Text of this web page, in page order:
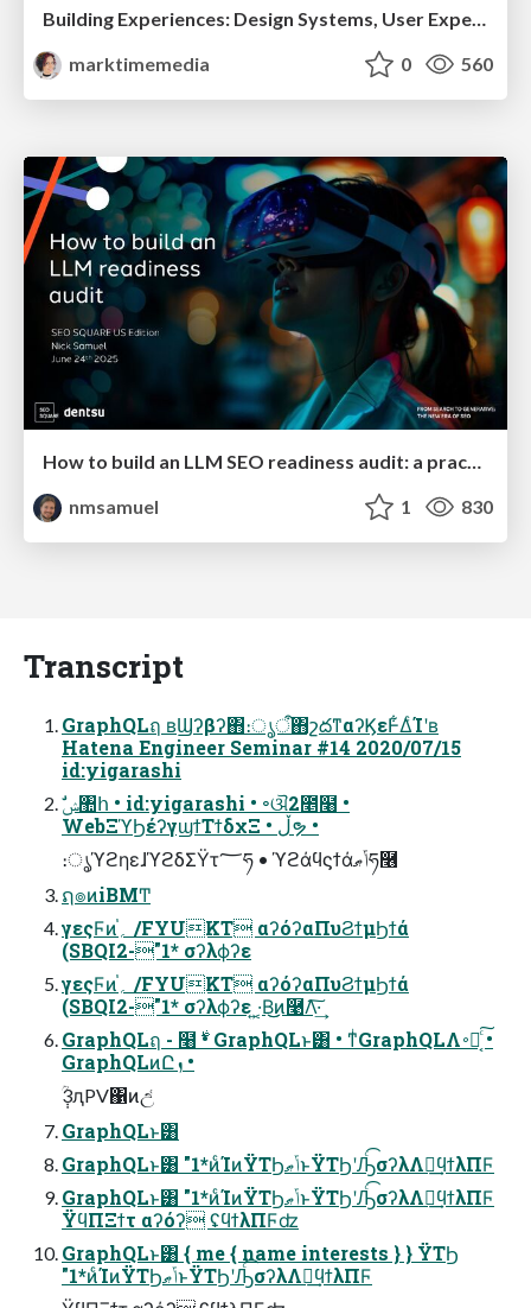
Building Experiences: Design Systems, User Experience, and Full Site Editing
marktimemedia
0 560
nmsamuel
1 830
Transcript
GraphQLฤ ʙϢʔβʔ΋։ൃऀ΋շదͳαʔϏεͰ͋ΔͨΊʹʙ
Hatena Engineer Seminar #14 2020/07/15
id:yigarashi
WebΞϓϦέʔγϣϯΤϯδχΞ • ڵຯ •
։ൃϓϩηεɺϓϩδΣΫτ؅ཧ • ϓϩάϥϛϯάݴޠཧ࿦
ຐ๏ͷiΒΜͲ
γεςϜͷ֓؍ /FYUKT αʔόʔαΠυϨϯμϦϯά
(SBQI2-"1* σʔλϕʔε
γεςϜͷ֓؍ /FYUKT αʔόʔαΠυϨϯμϦϯά
(SBQI2-"1* σʔλϕʔε ͍·͔Β͜͜ͷ࿩Λ͠·͢
GraphQLฤ - ໨࣍ • GraphQLͱ͸ • ͳͥGraphQLΛ࠾༻͔ͨ͠ •
GraphQLͷԸܙ •
݄ؒ3ԯPV΁ͷඋ͑
GraphQLͱ͸
GraphQLͱ͸ "1*ͷͨΊͷΫΤϦݴޠͱΫΤϦʹԠͨ͡σʔλΛฦ͢ϥϯλΠϜ
GraphQLͱ͸ "1*ͷͨΊͷΫΤϦݴޠͱΫΤϦʹԠͨ͡σʔλΛฦ͢ϥϯλΠϜ
ΫϥΠΞϯτ αʔόʔ ʢϥϯλΠϜʣ
GraphQLͱ͸ { me { name interests } } ΫΤϦ
"1*ͷͨΊͷΫΤϦݴޠͱΫΤϦʹԠͨ͡σʔλΛฦ͢ϥϯλΠϜ